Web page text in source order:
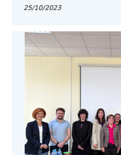
25/10/2023